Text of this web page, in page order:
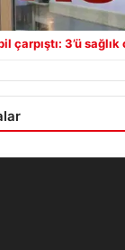
3’ü sağlık